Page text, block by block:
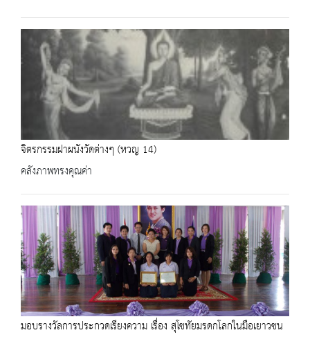
จิตรกรรมฝาผนังวัดต่างๆ (หวญ 14)
คลังภาพทรงคุณค่า
มอบรางวัลการประกวดเรียงความ เรื่อง สุโขทัยมรดกโลกในมือเยาวชน